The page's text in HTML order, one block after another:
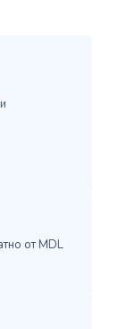
от MDL